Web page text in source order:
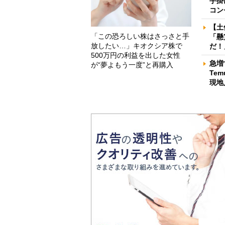
「この恐ろしい株はさっさと手
放したい…」キオクシア株で
500万円の利益を出した女性
が“夢よもう一度”と再購入
コ
【
「
だ
急
現地